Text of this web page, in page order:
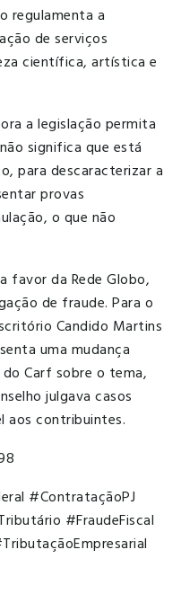
regulamenta a
de serviços
científica, artística e
a legislação permita
significa que está
para descaracterizar a
provas
o que não
favor da Rede Globo,
de fraude. Para o
Candido Martins
uma mudança
Carf sobre o tema,
julgava casos
aos contribuintes.
#ContrataçãoPJ
#FraudeFiscal